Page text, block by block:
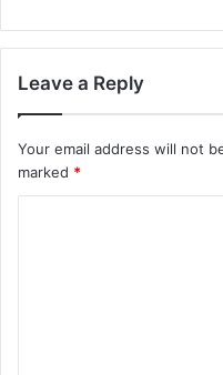
Leave a Reply
Your email address will not
marked *